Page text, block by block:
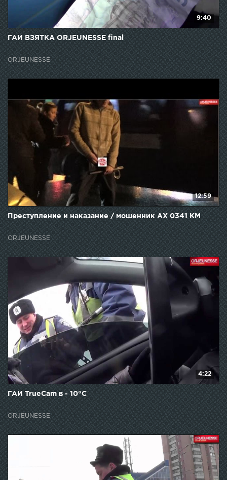
9:40
ГАИ ВЗЯТКА ORJEUNESSE final
ORJEUNESSE
12:59
Преступление и наказание / мошенник АХ 0341 КМ
ORJEUNESSE
4:22
ГАИ TrueCam в - 10°С
ORJEUNESSE